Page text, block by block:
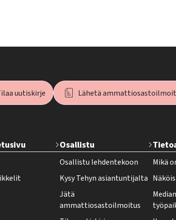
uutiskirje Lähetä
Osallistu
Osallistu lehdentekoon
Kysy Tehyn asiantuntijalta
Jätä
ammattiosastoilmoitus
Mikä